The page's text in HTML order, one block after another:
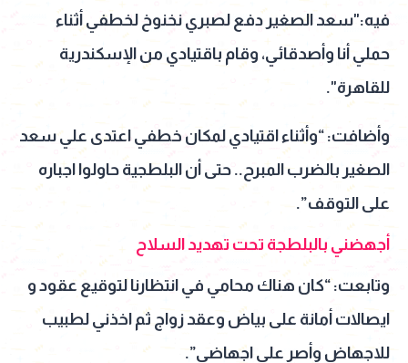
فيه:"سعد الصغير دفع لصبري نخنوخ لخطفي أثناء
حملي أنا وأصدقائي، وقام باقتيادي من الإسكندرية
للقاهرة".
وأضافت: “وأثناء اقتيادي لمكان خطفي اعتدى علي سعد
الصغير بالضرب المبرح.. حتى أن البلطجية حاولوا اجباره
على التوقف”.
أجهضني بالبلطجة تحت تهديد السلاح
وتابعت: “كان هناك محامي في انتظارنا لتوقيع عقود و
ايصالات أمانة على بياض وعقد زواج ثم اخذني لطبيب
للاجهاض وأصر على اجهاضي”.